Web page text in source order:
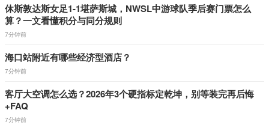
休斯敦达斯女足1-1堪萨斯城，NWSL中游球队季后赛门票怎么
算？一文看懂积分与同分规则
7分钟前
海口站附近有哪些经济型酒店？
7分钟前
客厅大空调怎么选？2026年3个硬指标定乾坤，别等装完再后悔
+FAQ
7分钟前